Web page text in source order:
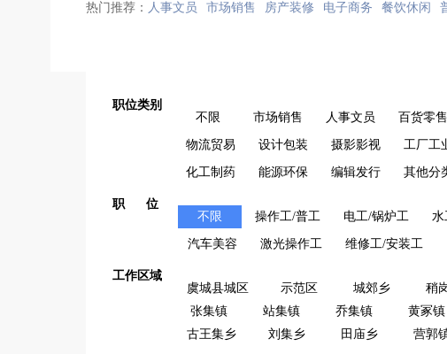
热门推荐： 人事文员 市场销售 房产装修 电子商务 餐饮休闲
职位类别
不限
市场销售 人事文员 百货零售
物流贸易 设计包装 摄影影视 工厂工
化工制药 能源环保 编辑发行 其他分
职 位
不限
操作工/普工 电工/锅炉工 水
汽车美容 激光操作工 维修工/安装工
工作区域
虞城县城区
示范区 城郊乡 稍
张集镇
站集镇 乔集镇 黄冢镇
古王集乡
刘集乡 田庙乡 营郭